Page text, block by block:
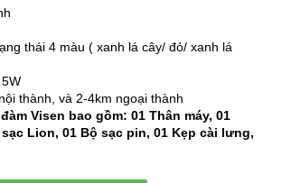
thái 4 màu ( xanh lá cây/ đỏ/ xanh lá
thành, và 2-4km ngoại thành
Visen bao gồm: 01 Thân máy, 01
Lion, 01 Bộ sạc pin, 01 Kẹp cài lưng,